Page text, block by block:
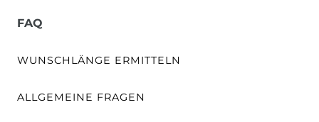
FAQ
WUNSCHLÄNGE ERMITTELN
ALLGEMEINE FRAGEN